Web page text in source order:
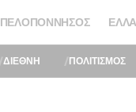
ΠΕΛΟΠΌΝΝΗΣΟΣ
ΔΙΕΘΝΗ ΠΟΛΙΤΙΣΜΟΣ